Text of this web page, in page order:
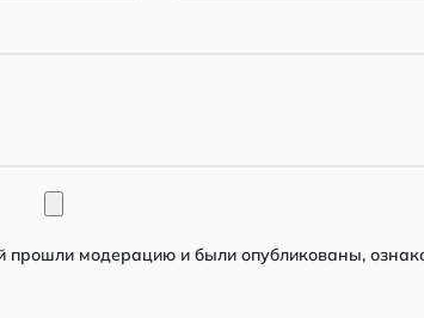
модерацию и были опубликованы,